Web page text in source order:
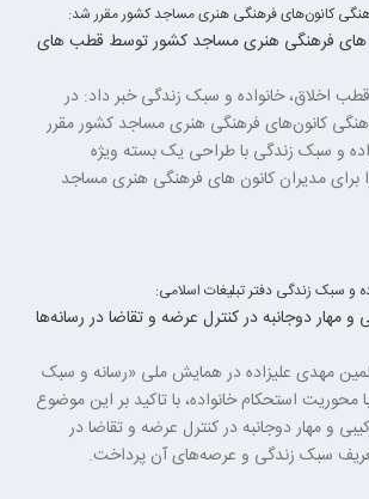
کانون‌های فرهنگی هنری مساجد کشور مقرر شد:
های فرهنگی هنری مساجد کشور توسط قطب های
اخلاق، خانواده و سبک زندگی خبر داد: در
کانون‌های فرهنگی هنری مساجد کشور مقرر
و سبک زندگی با طراحی یک بسته ویژه
برای مدیران کانون های فرهنگی هنری مساجد
و سبک زندگی دفتر تبلیغات اسلامی:
و مهار دوجانبه در کنترل عرضه و تقاضا در رسانه‌ها
مهدی علیزاده در همایش ملی «رسانه و سبک
محوریت استحکام خانواده، با تاکید بر این موضوع
و مهار دوجانبه در کنترل عرضه و تقاضا در
سبک زندگی و عرصه‌های آن پرداخت.